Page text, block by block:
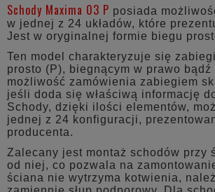
Schody Maxima 03 P posiada
w jednej z 24 układów, które
Jest w oryginalnej formie biegu
Ten model charakteryzuje się
prosto (P), biegnącym w prawo
możliwość zamówienia zabiegiem
jeśli doda się właściwą informację
Schody, dzięki ilości elementów,
jednej z 24 konfiguracji,
producenta.
Zalecany jest montaż schodów przy
od niej, co pozwala na
ściana nie wytrzyma kotwienia,